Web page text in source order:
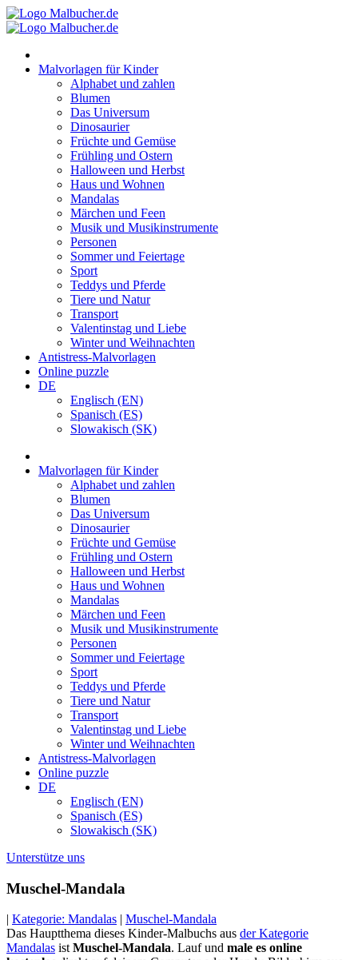
Zum
Inhalt
Malvorlagen für Kinder
Alphabet und zahlen
Blumen
Das Universum
Dinosaurier
Früchte und Gemüse
Frühling und Ostern
Halloween und Herbst
Haus und Wohnen
Mandalas
Märchen und Feen
Musik und Musikinstrumente
Personen
Sommer und Feiertage
Sport
Teddys und Pferde
Tiere und Natur
Transport
Valentinstag und Liebe
Winter und Weihnachten
Antistress-Malvorlagen
Online puzzle
DE
Englisch (EN)
Spanisch (ES)
Slowakisch (SK)
Malvorlagen für Kinder
Alphabet und zahlen
Blumen
Das Universum
Dinosaurier
Früchte und Gemüse
Frühling und Ostern
Halloween und Herbst
Haus und Wohnen
Mandalas
Märchen und Feen
Musik und Musikinstrumente
Personen
Sommer und Feiertage
Sport
Teddys und Pferde
Tiere und Natur
Transport
Valentinstag und Liebe
Winter und Weihnachten
Antistress-Malvorlagen
Online puzzle
DE
Englisch (EN)
Spanisch (ES)
Slowakisch (SK)
Unterstütze uns
Muschel-Mandala
| Kategorie: Mandalas | Muschel-Mandala
Das Hauptthema dieses Kinder-Malbuchs aus der Kategorie
Mandalas istMuschel-Mandala. Lauf und male es online